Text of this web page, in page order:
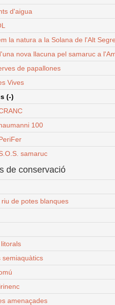
d'aigua
la natura a la Solana de l'Alt
nova llacuna pel samaruc a
de papallones
Vives
(-)
100
samaruc
de conservació
de potes blanques
semiaquàtics
amenaçades